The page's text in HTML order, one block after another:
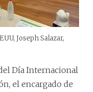
Joseph Salazar,
Día Internacional
el encargado de